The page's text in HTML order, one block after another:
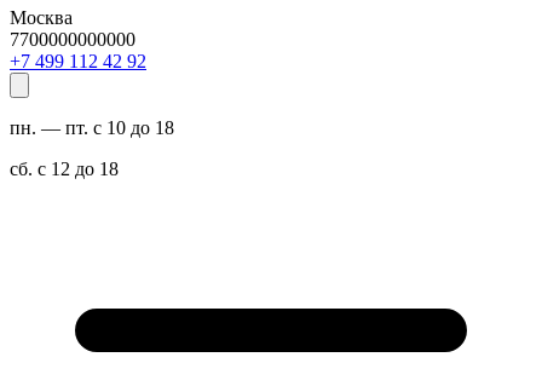
Москва
7700000000000
29 24 211 994 7+
пн. — пт. с 10 до 18
сб. с 12 до 18